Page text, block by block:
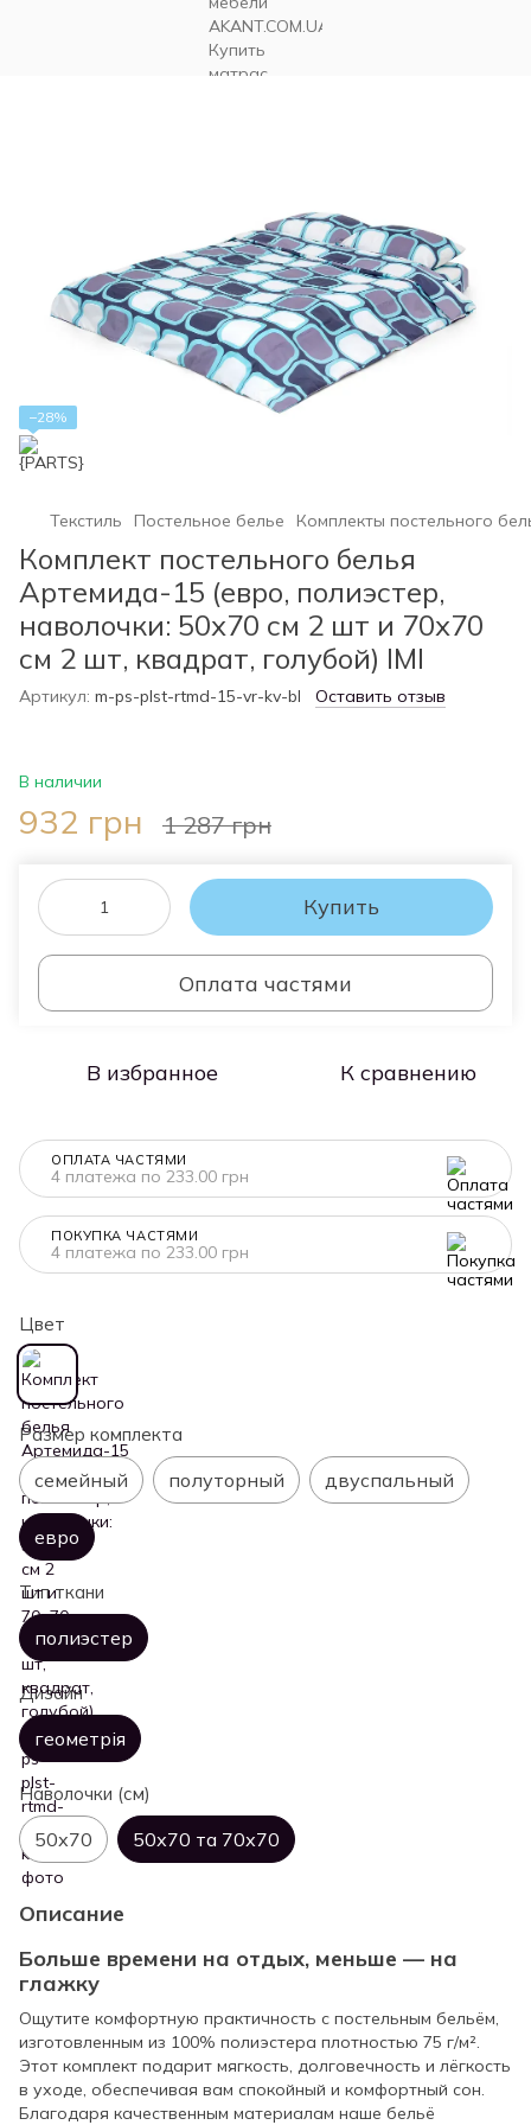
−28%
Текстиль Постельное белье Комплекты постельного
Комплект постельного белья
Артемида-15 (евро, полиэстер,
наволочки: 50х70 см 2 шт и 70х70
см 2 шт, квадрат, голубой) IMI
Артикул: m-ps-plst-rtmd-15-vr-kv-bl Оставить отзыв
В наличии
932 грн 1 287 грн
Купить
Оплата частями
В избранное К сравнению
ОПЛАТА ЧАСТЯМИ
4 платежа по 233.00 грн
ПОКУПКА ЧАСТЯМИ
4 платежа по 233.00 грн
Цвет
Размер комплекта
семейный полуторный двуспальный
евро
Тип ткани
полиэстер
Дизайн
геометрія
Наволочки (см)
50х70 50х70 та 70х70
Описание
Больше времени на отдых, меньше — на
глажку
Ощутите комфортную практичность с постельным бельём,
изготовленным из 100% полиэстера плотностью 75 г/м².
Этот комплект подарит мягкость, долговечность и лёгкость
в уходе, обеспечивая вам спокойный и комфортный сон.
Благодаря качественным материалам наше бельё